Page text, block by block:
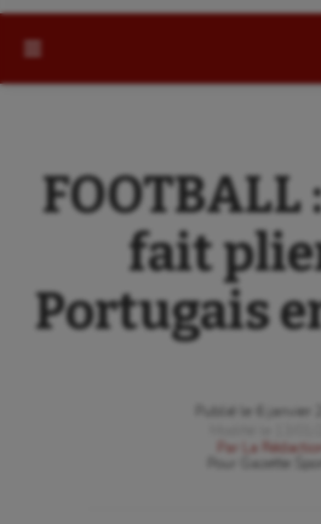
FOOTBALL
fait
Portugais
Publié le
6 janvier
Par
La Rédaction
Gazette